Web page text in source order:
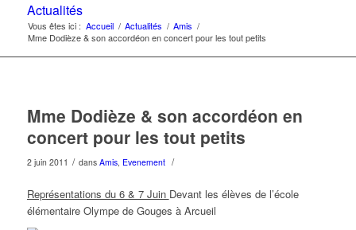
Actualités
Vous êtes ici : Accueil / Actualités / Amis /
Mme Dodièze & son accordéon en concert pour les tout petits
Mme Dodièze & son accordéon en
concert pour les tout petits
2 juin 2011 / dans Amis, Evenement /
Représentations du 6 & 7 Juin Devant les élèves de l’école
élémentaire Olympe de Gouges à Arcueil